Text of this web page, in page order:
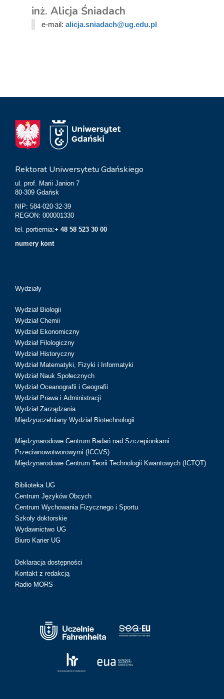
inż. Alicja Śniadach
e-mail: alicja.sniadach@ug.edu.pl
Rektorat Uniwersytetu Gdańskiego
ul. prof. Marii Janion 7
80-309 Gdańsk
NIP: 584-020-32-39
REGON: 000001330
tel. portiernia:+ 48 58 523 30 00
numery kont
Wydziały
Wydział Biologii
Wydział Chemii
Wydział Ekonomiczny
Wydział Filologiczny
Wydział Historyczny
Wydział Matematyki, Fizyki i Informatyki
Wydział Nauk Społecznych
Wydział Oceanografii i Geografii
Wydział Prawa i Administracji
Wydział Zarządzania
Międzyuczelniany Wydział Biotechnologii
Międzynarodowe Centrum Badań nad Szczepionkami
Przeciwnowotworowymi (ICCVS)
Międzynarodowe Centrum Teorii Technologii Kwantowych (ICTQT)
Biblioteka UG
Centrum Języków Obcych
Centrum Wychowania Fizycznego i Sportu
Szkoły doktorskie
Wydawnictwo UG
Biuro Karier UG
Deklaracja dostępności
Kontakt z redakcją
Radio MORS